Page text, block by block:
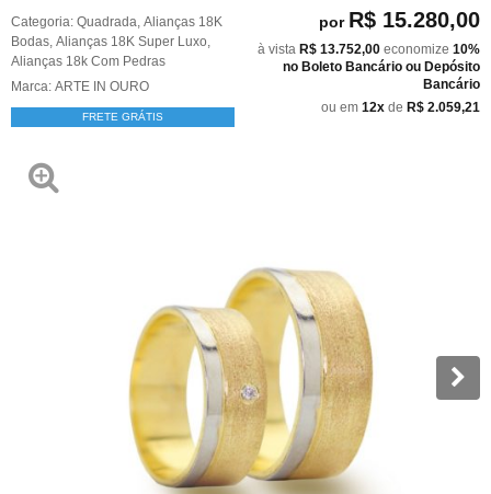
Categoria: Quadrada Alianças 18K
Bodas Alianças 18K Super Luxo
Alianças 18k Com Pedras
Marca: ARTE IN OURO
FRETE GRÁTIS
por R$ 15.280,00
à vista R$ 13.752,00 economize 10%
no Boleto Bancário ou Depósito
Bancário
ou em 12x de R$ 2.059,21